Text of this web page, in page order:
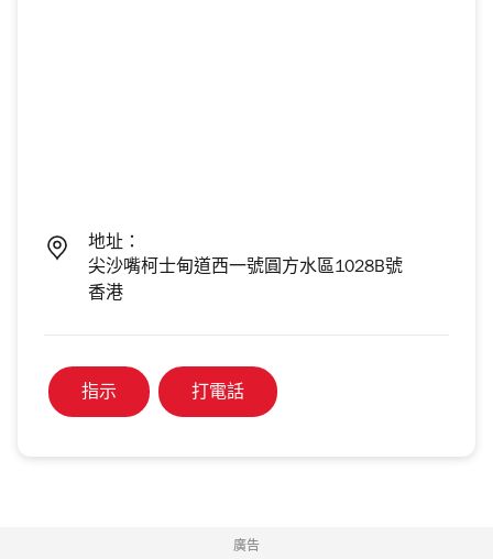
地址：
尖沙嘴柯士甸道西一號圓方水區1028B號
香港
指示 打電話
廣告